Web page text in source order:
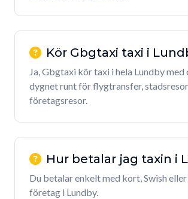
Kör Gbgtaxi taxi i
Ja, Gbgtaxi kör taxi i hela Lundby med
dygnet runt för flygtransfer,
företagsresor.
Hur betalar jag taxin i
Du betalar enkelt med kort, Swish
företag i Lundby.